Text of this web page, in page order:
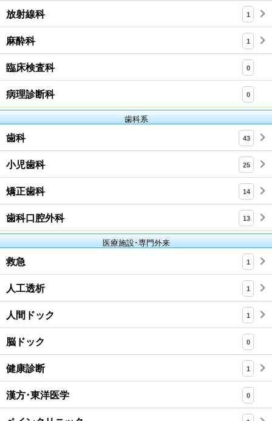
放射線科 1
麻酔科 1
臨床検査科 0
病理診断科 0
歯科系
歯科 43
小児歯科 25
矯正歯科 14
歯科口腔外科 13
医療施設･専門外来
救急 1
人工透析 1
人間ドック 1
脳ドック 0
健康診断 1
漢方･東洋医学 0